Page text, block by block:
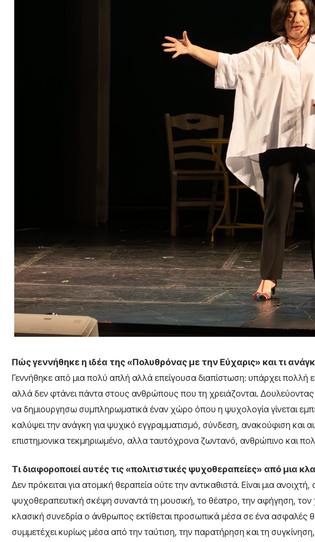
Πώς γεννήθηκε η ιδέα της «Πολυθρόνας με την Εύχαρις» και τι
Γεννήθηκε από μια πολύ απλή αλλά επείγουσα διαπίστωση: υπάρχει πολλή
αλλά δεν φτάνει πάντα στους ανθρώπους που τη χρειάζονται.
να δημιουργησω συμπληρωματικά έναν χώρο όπου η ψυχολογία γίνεται
καλύψει την ανάγκη για ψυχικό εγγραμματισμό, σύνδεση, ανακούφιση και
επιστημονικα τεκμηριωμένο, αλλα ταυτόχρονα ζωντανό, ανθρώπινο και
Τι διαφοροποιεί αυτές τις «πολιτιστικές ψυχοθεραπείες» από μια
Δεν πρόκειται για ατομική θεραπεία ούτε την αντικαθιστά. Είναι μια
ψυχοθεραπευτική σκέψη συναντά τη μουσική, το θέατρο, την αφήγηση, τον
κλασική συνεδρία ο άνθρωπος εκτίθεται προσωπικά μέσα σε ένα ασφαλές
συμμετέχει κυρίως μέσα από την ταύτιση, την παρατήρηση και τη